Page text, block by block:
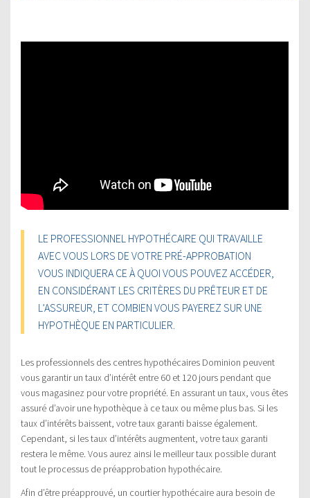
LE PROFESSIONNEL HYPOTHÉCAIRE QUI TRAVAILLE
AVEC VOUS LORS DE VOTRE PRÉ-APPROBATION
VOUS INDIQUERA CE À QUOI VOUS POUVEZ ACCÉDER,
EN CONSIDÉRANT LES CRITÈRES DU PRÊTEUR ET DE
L’ASSUREUR, ET COMBIEN VOUS PAYEREZ SUR UNE
HYPOTHÈQUE EN PARTICULIER.
Les professionnels des centres hypothécaires Dominion peuvent
vous garantir un taux d’intérêt entre 60 et 120 jours pendant que
vous magasinez pour votre propriété. En assurant un taux, vous êtes
assuré d’avoir une hypothèque à ce taux ou même plus bas. Si les
taux d’intérêts baissent, votre taux garanti baisse également.
Cependant, si les taux d’intérêts augmentent, votre taux garanti
restera le même. Vous aurez ainsi le meilleur taux possible durant
tout le processus de préapprobation hypothécaire.
Afin d’être préapprouvé, un courtier hypothécaire aura besoin de